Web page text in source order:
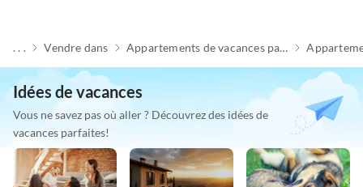
. . . Vendre dans Appartements de vacances pas chers
Idées de vacances
Vous ne savez pas où aller ? Découvrez des idées de
vacances parfaites!